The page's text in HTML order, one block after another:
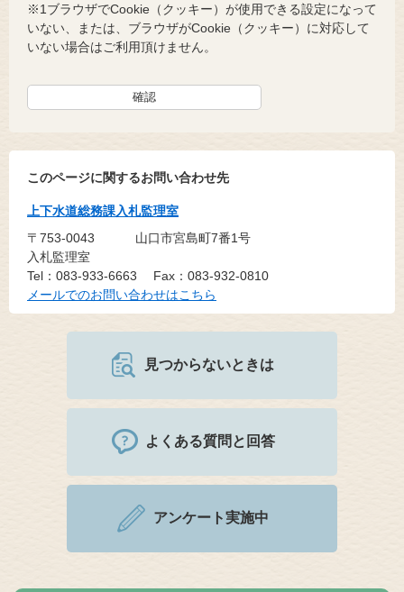
※1ブラウザでCookie（クッキー）が使用できる設定になって
いない、または、ブラウザがCookie（クッキー）に対応して
いない場合はご利用頂けません。
このページに関するお問い合わせ先
上下水道総務課入札監理室
〒753-0043
山口市宮島町7番1号
入札監理室
Tel：083-933-6663
Fax：083-932-0810
メールでのお問い合わせはこちら
見つからないときは
よくある質問と回答
アンケート実施中